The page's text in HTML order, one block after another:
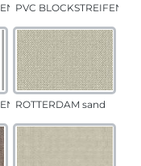
gelb
PVC BLOCKSTREIFEN
grau
ROTTERDAM sand